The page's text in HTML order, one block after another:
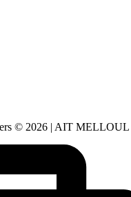
© 2026 | AIT